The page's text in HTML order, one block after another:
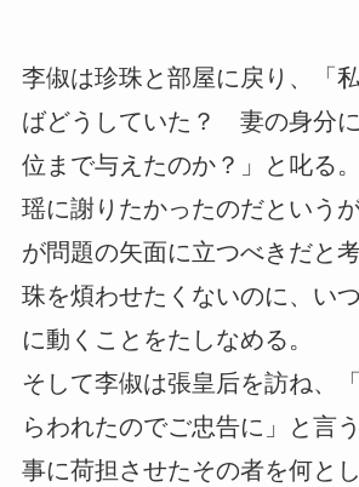
李俶は珍珠と部屋に戻り、「
ばどうしていた？ 妻の身分
位まで与えたのか？」と叱る
瑶に謝りたかったのだという
が問題の矢面に立つべきだと
珠を煩わせたくないのに、い
に動くことをたしなめる。
そして李俶は張皇后を訪ね、
らわれたのでご忠告に」と言
事に荷担させたその者を何と